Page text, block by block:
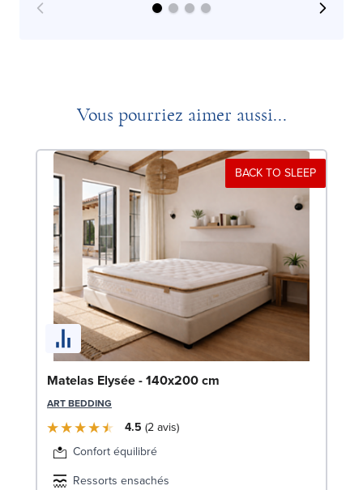
Vous pourriez aimer aussi...
BACK TO SLEEP
Matelas Elysée - 140x200 cm
ART BEDDING
4.5 2avis
Confort équilibré
Ressorts ensachés